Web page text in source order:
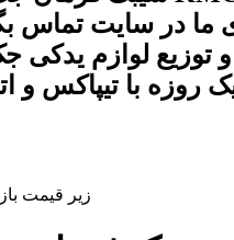
ما در سایت تماس
توزیع لوازم یدکی
روزه با تیپاکس و
زیر قیمت